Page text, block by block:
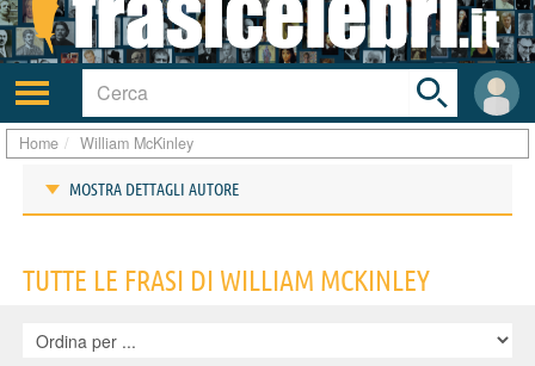
Attiva/disattiva
navigazione
User
area
Toggle
search
bar
Home William McKinley
MOSTRA DETTAGLI AUTORE
TUTTE LE FRASI DI WILLIAM MCKINLEY